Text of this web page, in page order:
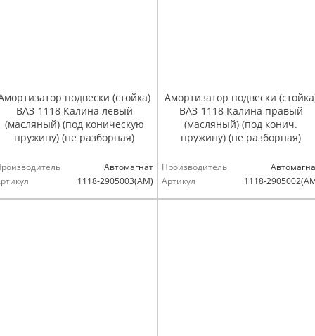
подвески (стойка)
ВАЗ-1118 Калина левый
(масляный) (под коническую
пружину) (не разборная)
Автомагнат
1118-2905003(АМ)
Амортизатор подвески
ВАЗ-1118 Калина правый
(масляный) (под конич.
пружину) (не разборная)
Производитель
Артикул
1118-